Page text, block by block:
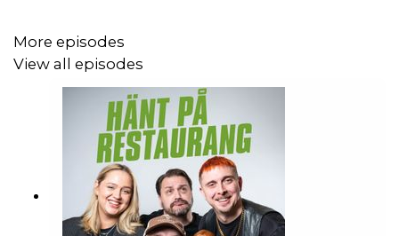
Ouma, Oscar Pettersson,
Cilla Jarminde, Axel Skog, Malin Ervik, Kim
Pelle Eriksson, Helen Andersson och Erik
Ekstrand! Hjältar är ni!
Glöm inte att trycka på följknappen i din podspelare och
gå gärna in och diskutera veckans avsnitt på våra sociala
More episodes
View all episodes